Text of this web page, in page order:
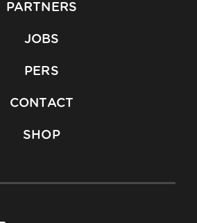
PARTNERS
JOBS
PERS
CONTACT
SHOP